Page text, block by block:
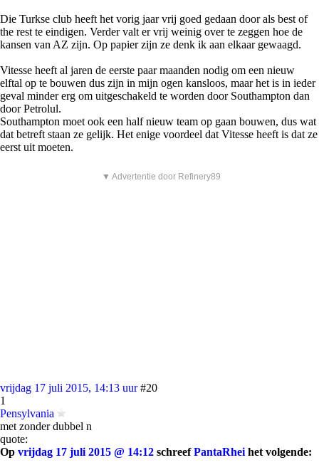
Die Turkse club heeft het vorig jaar vrij goed gedaan door als best of
the rest te eindigen. Verder valt er vrij weinig over te zeggen hoe de
kansen van AZ zijn. Op papier zijn ze denk ik aan elkaar gewaagd.
Vitesse heeft al jaren de eerste paar maanden nodig om een nieuw
elftal op te bouwen dus zijn in mijn ogen kansloos, maar het is in ieder
geval minder erg om uitgeschakeld te worden door Southampton dan
door Petrolul.
Southampton moet ook een half nieuw team op gaan bouwen, dus wat
dat betreft staan ze gelijk. Het enige voordeel dat Vitesse heeft is dat ze
eerst uit moeten.
▼ Advertentie door Refinery89
vrijdag 17 juli 2015, 14:13 uur #20
1
Pensylvania
met zonder dubbel n
quote:
Op vrijdag 17 juli 2015 @ 14:12 schreefPantaRhei het volgende: